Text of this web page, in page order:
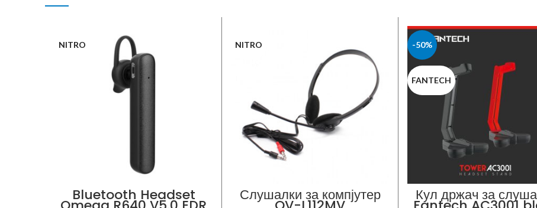
NITRO
Bluetooth Headset
NITRO
Слушалки за компјутер
-50%
FANTECH
Кул држач за